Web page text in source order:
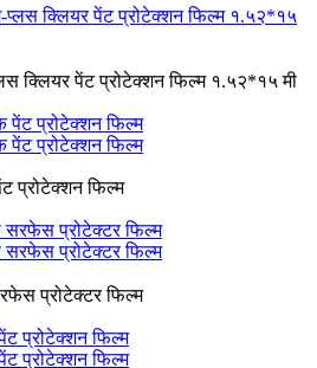
क्लियर पेंट प्रोटेक्शन फिल्म १.५२*१५ मी
प्रोटेक्शन फिल्म
प्रोटेक्टर फिल्म